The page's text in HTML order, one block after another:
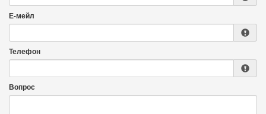
Е-мейл
Телефон
Вопрос